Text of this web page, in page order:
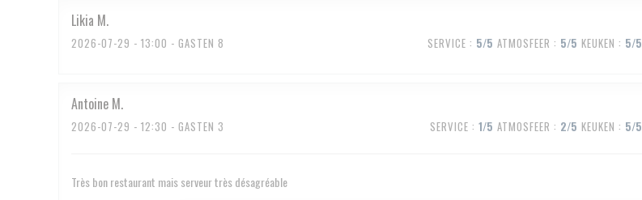
Likia M
2026-07-29 - 13:00 - GASTEN 8 SERVICE : 5/5 ATMOSFEER : 5/5 KEUKEN : 5/5
Antoine M
2026-07-29 - 12:30 - GASTEN 3 SERVICE : 1/5 ATMOSFEER : 2/5 KEUKEN : 5/5
Très bon restaurant mais serveur très désagréable